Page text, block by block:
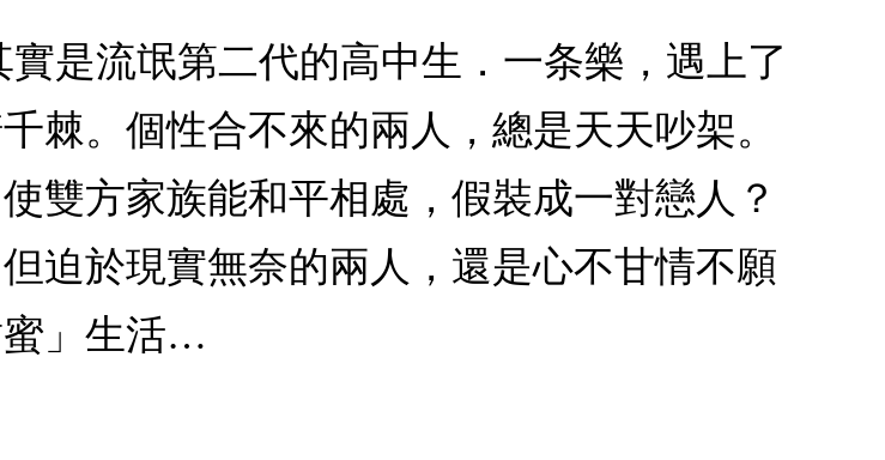
是流氓第二代的高中生．一条樂，遇上了
棘。個性合不來的兩人，總是天天吵架。
雙方家族能和平相處，假裝成一對戀人？
迫於現實無奈的兩人，還是心不甘情不願
蜜」生活…